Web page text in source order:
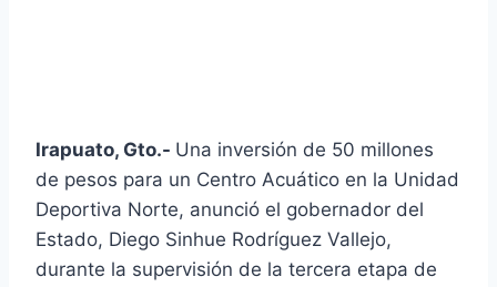
Irapuato, Gto.- Una inversión de 50 millones
de pesos para un Centro Acuático en la Unidad
Deportiva Norte, anunció el gobernador del
Estado, Diego Sinhue Rodríguez Vallejo,
durante la supervisión de la tercera etapa de